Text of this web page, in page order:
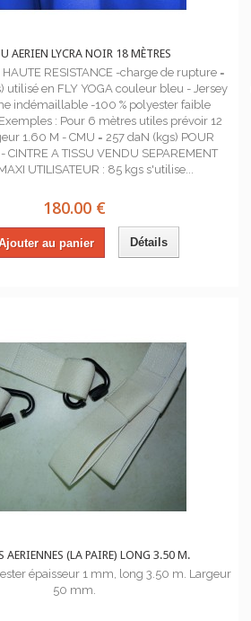
AERIEN LYCRA NOIR 18 MÈTRES
HAUTE RESISTANCE -charge de rupture =
utilisé en FLY YOGA couleur bleu - Jersey
indémaillable -100 % polyester faible
: Pour 6 mètres utiles prévoir 12
1.60 M - CMU = 257 daN (kgs) POUR
CINTRE A TISSU VENDU SEPAREMENT
UTILISATEUR : 85 kgs s'utilise...
180.00 €
au panier Détails
AERIENNES (LA PAIRE) LONG 3.50 M.
épaisseur 1 mm, long 3.50 m. Largeur
50 mm.